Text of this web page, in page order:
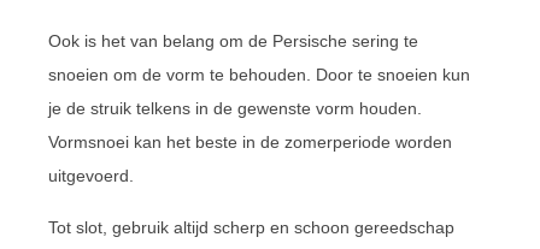
Ook is het van belang om de Persische sering te
snoeien om de vorm te behouden. Door te snoeien kun
je de struik telkens in de gewenste vorm houden.
Vormsnoei kan het beste in de zomerperiode worden
uitgevoerd.
Tot slot, gebruik altijd scherp en schoon gereedschap